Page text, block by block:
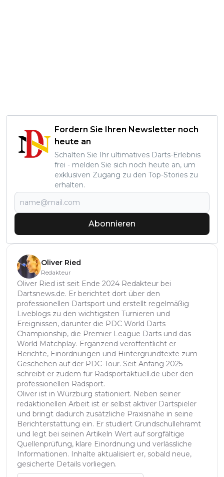
Fordern Sie Ihren Newsletter noch
heute an
Schalten Sie Ihr ultimatives Darts-Erlebnis
frei - melden Sie sich noch heute an, um
exklusiven Zugang zu den Top-Stories zu
erhalten.
Abonnieren
Oliver Ried
Redakteur
Oliver Ried ist seit Ende 2024 Redakteur bei
Dartsnews.de. Er berichtet dort über den
professionellen Dartsport und erstellt regelmäßig
Liveblogs zu den wichtigsten Turnieren und
Ereignissen, darunter die PDC World Darts
Championship, die Premier League Darts und das
World Matchplay. Ergänzend veröffentlicht er
Berichte, Einordnungen und Hintergrundtexte zum
Geschehen auf der PDC-Tour. Seit Anfang 2025
schreibt er zudem für Radsportaktuell.de über den
professionellen Radsport.
Oliver ist in Würzburg stationiert. Neben seiner
redaktionellen Arbeit ist er selbst aktiver Dartspieler
und bringt dadurch zusätzliche Praxisnähe in seine
Berichterstattung ein. Er studiert Grundschullehramt
und legt bei seinen Artikeln Wert auf sorgfältige
Quellenprüfung, klare Einordnung und verlässliche
Informationen. Inhalte aktualisiert er, sobald neue,
gesicherte Details vorliegen.